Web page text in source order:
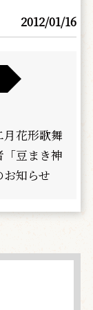
2012/01/16
月花形歌舞
豆まき神
知らせ